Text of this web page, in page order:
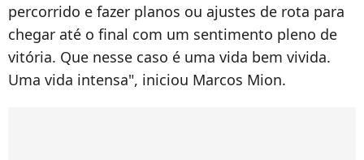
percorrido e fazer planos ou ajustes de rota para
chegar até o final com um sentimento pleno de
vitória. Que nesse caso é uma vida bem vivida.
Uma vida intensa", iniciou Marcos Mion.